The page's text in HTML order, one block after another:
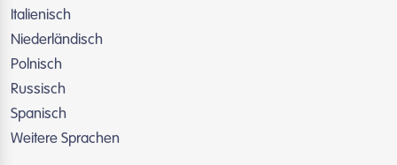
Italienisch
Niederländisch
Polnisch
Russisch
Spanisch
Weitere Sprachen